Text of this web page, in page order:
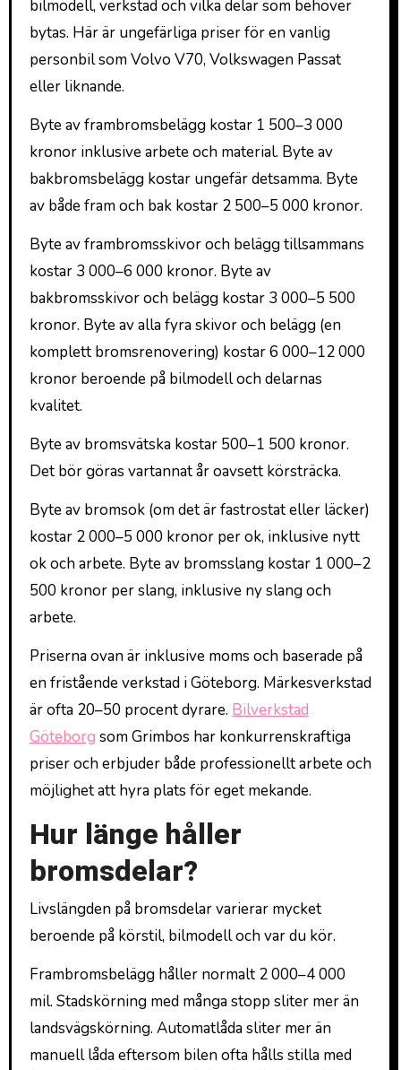
bilmodell, verkstad och vilka delar som behöver
bytas. Här är ungefärliga priser för en vanlig
personbil som Volvo V70, Volkswagen Passat
eller liknande.
Byte av frambromsbelägg kostar 1 500–3 000
kronor inklusive arbete och material. Byte av
bakbromsbelägg kostar ungefär detsamma. Byte
av både fram och bak kostar 2 500–5 000 kronor.
Byte av frambromsskivor och belägg tillsammans
kostar 3 000–6 000 kronor. Byte av
bakbromsskivor och belägg kostar 3 000–5 500
kronor. Byte av alla fyra skivor och belägg (en
komplett bromsrenovering) kostar 6 000–12 000
kronor beroende på bilmodell och delarnas
kvalitet.
Byte av bromsvätska kostar 500–1 500 kronor.
Det bör göras vartannat år oavsett körsträcka.
Byte av bromsok (om det är fastrostat eller läcker)
kostar 2 000–5 000 kronor per ok, inklusive nytt
ok och arbete. Byte av bromsslang kostar 1 000–2
500 kronor per slang, inklusive ny slang och
arbete.
Priserna ovan är inklusive moms och baserade på
en fristående verkstad i Göteborg. Märkesverkstad
är ofta 20–50 procent dyrare. Bilverkstad
Göteborg som Grimbos har konkurrenskraftiga
priser och erbjuder både professionellt arbete och
möjlighet att hyra plats för eget mekande.
Hur länge håller
bromsdelar?
Livslängden på bromsdelar varierar mycket
beroende på körstil, bilmodell och var du kör.
Frambromsbelägg håller normalt 2 000–4 000
mil. Stadskörning med många stopp sliter mer än
landsvägskörning. Automatlåda sliter mer än
manuell låda eftersom bilen ofta hålls stilla med